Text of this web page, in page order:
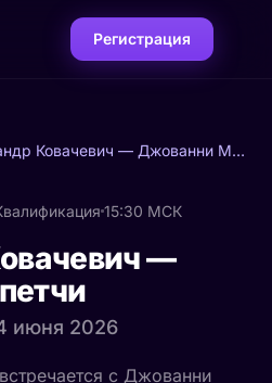
Регистрация
Александр Ковачевич — Джованни Мпетчи Перрикард
15:30 МСК
—
июня 2026
с Джованни